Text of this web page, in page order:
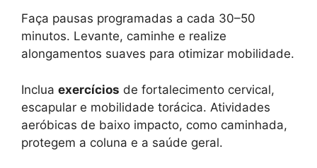
Faça pausas programadas a cada 30–50
minutos. Levante, caminhe e realize
alongamentos suaves para otimizar mobilidade.
Inclua exercícios de fortalecimento cervical,
escapular e mobilidade torácica. Atividades
aeróbicas de baixo impacto, como caminhada,
protegem a coluna e a saúde geral.